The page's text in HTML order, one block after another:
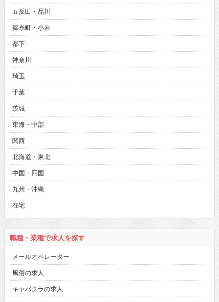
五反田・品川
錦糸町・小岩
都下
神奈川
埼玉
千葉
茨城
東海・中部
関西
北海道・東北
中国・四国
九州・沖縄
在宅
職種・業種で求人を探す
メールオペレーター
風俗の求人
キャバクラの求人